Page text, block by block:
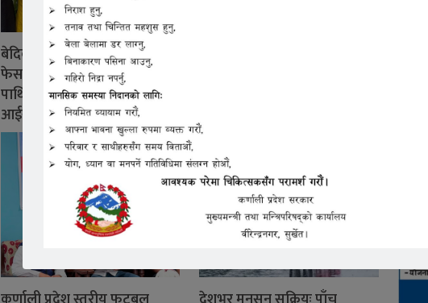
बेदिका केसीको अभिव्यक्तिपछि
फेसबुक लाइभमै विष सेवन,
पाथिभरा मन्दिरकी माता
आईसीयूमा